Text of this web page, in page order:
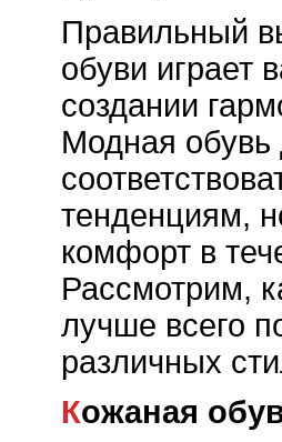
Правильный
обуви играет
создании
Модная обувь
тенденциям,
комфорт в
Рассмотрим,
лучше всего
различных
Кожаная